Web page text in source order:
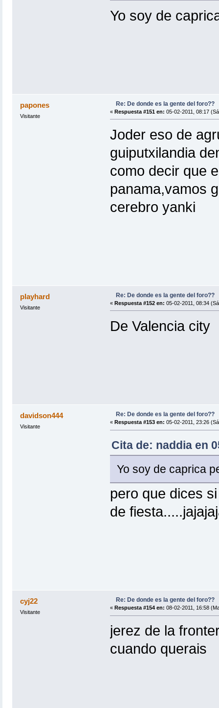
Yo soy de
papones
Visitante
Re: De donde es la gente del foro??
« Respuesta #151 en: 05-02-2011, 08:17
Joder eso de
guiputxilandia
como decir que
panama,vamos
cerebro yanki
playhard
Visitante
Re: De donde es la gente del foro??
« Respuesta #152 en: 05-02-2011, 08:34
De Valencia city
davidson444
Visitante
Re: De donde es la gente del foro??
« Respuesta #153 en: 05-02-2011, 23:26
Cita de: naddia en
Yo soy de caprica
pero que dices
de
cyj22
Visitante
Re: De donde es la gente del foro??
« Respuesta #154 en: 08-02-2011, 16:58
jerez de la
cuando querais